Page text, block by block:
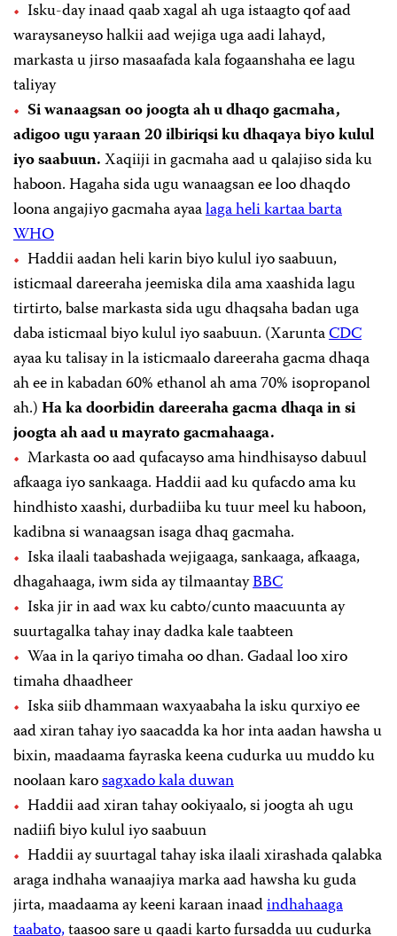
Isku-day inaad qaab xagal ah uga istaagto qof aad
waraysaneyso halkii aad wejiga uga aadi lahayd,
markasta u jirso masaafada kala fogaanshaha ee lagu
taliyay
Si wanaagsan oo joogta ah u dhaqo gacmaha,
adigoo ugu yaraan 20 ilbiriqsi ku dhaqaya biyo kulul
iyo saabuun.Xaqiiji in gacmaha aad u qalajiso sida ku
haboon. Hagaha sida ugu wanaagsan ee loo dhaqdo
loona angajiyo gacmaha ayaalaga heli kartaa barta
WHO
Haddii aadan heli karin biyo kulul iyo saabuun,
isticmaal dareeraha jeemiska dila ama xaashida lagu
tirtirto, balse markasta sida ugu dhaqsaha badan uga
daba isticmaal biyo kulul iyo saabuun. (XaruntaCDC
ayaa ku talisay in la isticmaalo dareeraha gacma dhaqa
ah ee in kabadan 60% ethanol ah ama 70% isopropanol
ah.)Ha ka doorbidin dareeraha gacma dhaqa in si
joogta ah aad u mayrato gacmahaaga.
Markasta oo aad qufacayso ama hindhisayso dabuul
afkaaga iyo sankaaga. Haddii aad ku qufacdo ama ku
hindhisto xaashi, durbadiiba ku tuur meel ku haboon,
kadibna si wanaagsan isaga dhaq gacmaha.
Iska ilaali taabashada wejigaaga, sankaaga, afkaaga,
dhagahaaga, iwm sida ay tilmaantayBBC
Iska jir in aad wax ku cabto/cunto maacuunta ay
suurtagalka tahay inay dadka kale taabteen
Waa in la qariyo timaha oo dhan. Gadaal loo xiro
timaha dhaadheer
Iska siib dhammaan waxyaabaha la isku qurxiyo ee
aad xiran tahay iyo saacadda ka hor inta aadan hawsha u
bixin, maadaama fayraska keena cudurka uu muddo ku
noolaan karosagxado kala duwan
Haddii aad xiran tahay ookiyaalo, si joogta ah ugu
nadiifi biyo kulul iyo saabuun
Haddii ay suurtagal tahay iska ilaali xirashada qalabka
araga indhaha wanaajiya marka aad hawsha ku guda
jirta, maadaama ay keeni karaan inaadindhahaaga
taabato,taasoo sare u qaadi karto fursadda uu cudurka